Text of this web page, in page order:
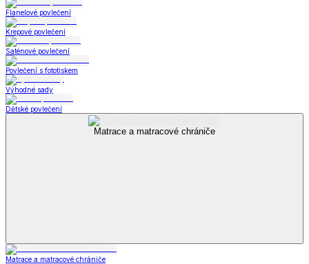
Flanelové povlečení
Krepové povlečení
Saténové povlečení
Povlečení s fototiskem
Výhodné sady
Dětské povlečení
Matrace a matracové chrániče
Matrace a matracové chrániče